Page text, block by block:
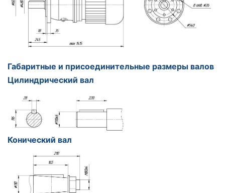
Габаритные и присоединительные размеры валов
Цилиндрический вал
Конический вал